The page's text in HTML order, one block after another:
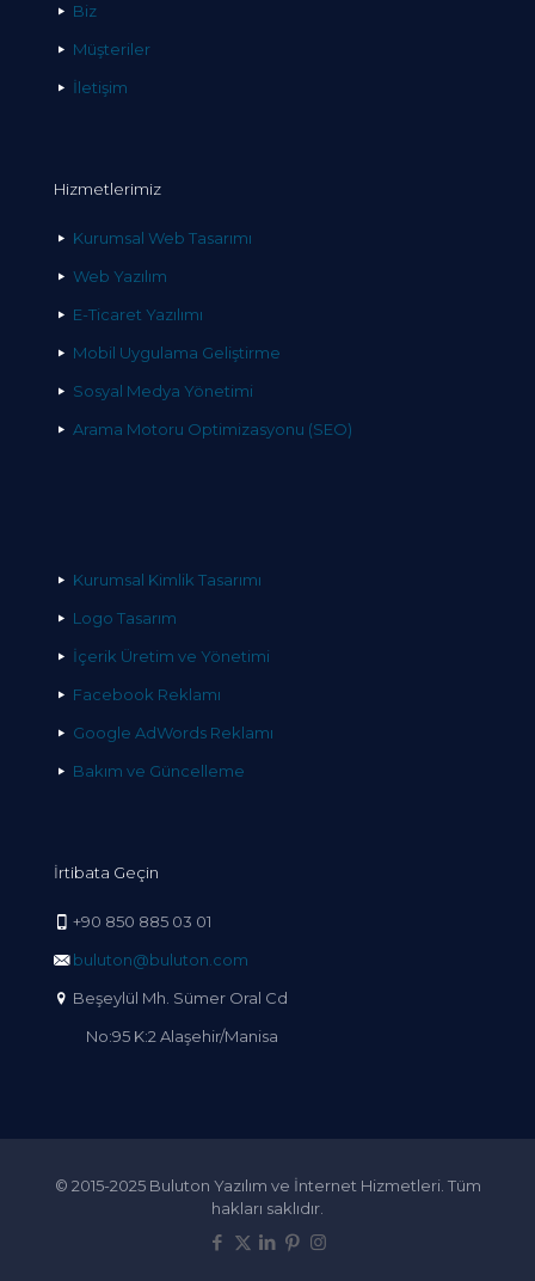
Biz
Müşteriler
İletişim
Hizmetlerimiz
Kurumsal Web Tasarımı
Web Yazılım
E-Ticaret Yazılımı
Mobil Uygulama Geliştirme
Sosyal Medya Yönetimi
Arama Motoru Optimizasyonu (SEO)
Kurumsal Kimlik Tasarımı
Logo Tasarım
İçerik Üretim ve Yönetimi
Facebook Reklamı
Google AdWords Reklamı
Bakım ve Güncelleme
İrtibata Geçin
+90 850 885 03 01
buluton@buluton.com
Beşeylül Mh. Sümer Oral Cd
No:95 K:2 Alaşehir/Manisa
© 2015-2025 Buluton Yazılım ve İnternet Hizmetleri. Tüm
hakları saklıdır.